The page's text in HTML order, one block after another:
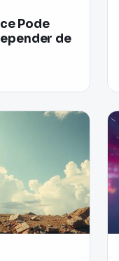
Pode
de